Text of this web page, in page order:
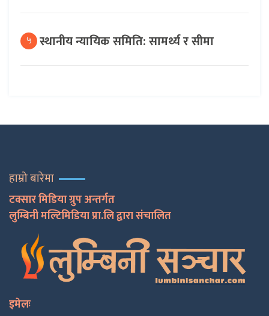
५ स्थानीय न्यायिक समिति: सामर्थ्य र सीमा
हाम्रो बारेमा
टक्सार मिडिया ग्रुप अन्तर्गत
लुम्बिनी मल्टिमिडिया प्रा.लि द्वारा संचालित
इमेलः